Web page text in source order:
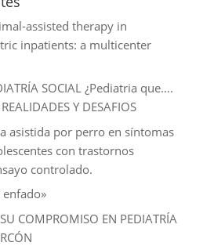
assisted therapy in
inpatients: a multicenter
SOCIAL ¿Pediatria que….
Y DESAFIOS
asistida por perro en síntomas
con trastornos
controlado.
COMPROMISO EN PEDIATRÍA